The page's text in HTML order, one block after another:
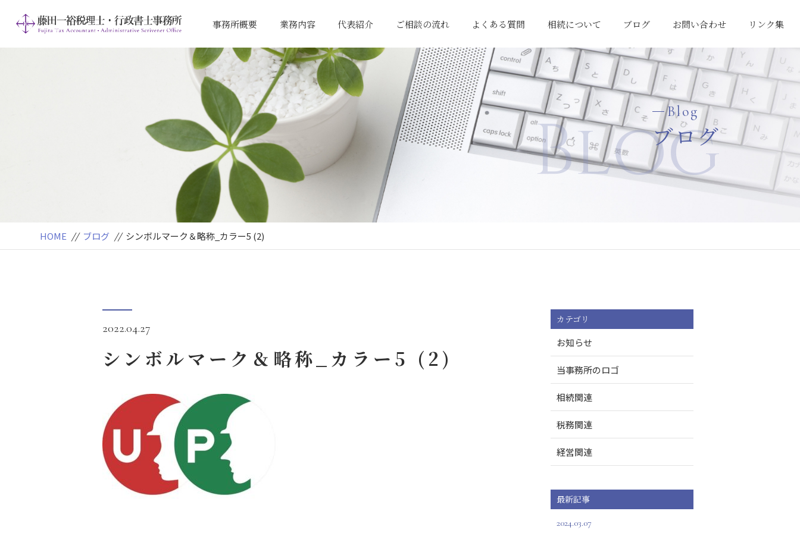
事務所概要
業務内容
代表紹介
ご相談の流れ
よくある質問
相続について
ブログ お問い合わせ リンク集
Blog
ブログ
Blog
HOME // ブログ // シンボルマーク＆略称_カラー5 (2)
2022.04.27
シンボルマーク＆略称_カラー5 (2)
カテゴリ
お知らせ
当事務所のロゴ
相続関連
税務関連
経営関連
最新記事
2024.03.07